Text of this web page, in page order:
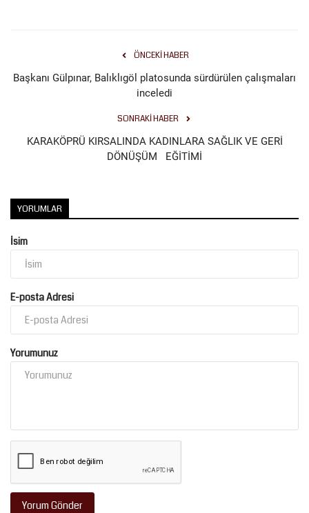
ÖNCEKI HABER
Başkanı Gülpınar, Balıklıgöl platosunda sürdürülen çalışmaları
inceledi
SONRAKI HABER
KARAKÖPRÜ KIRSALINDA KADINLARA SAĞLIK VE GERİ
DÖNÜŞÜM EĞİTİMİ
YORUMLAR
İsim
E-posta Adresi
Yorumunuz
Yorum Gönder